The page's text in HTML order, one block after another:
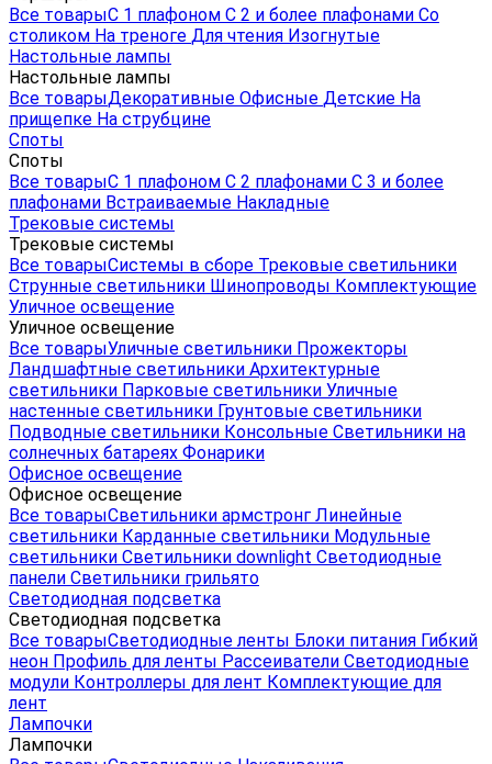
Все товарыС 1 плафоном С 2 и более плафонами Со
столиком На треноге Для чтения Изогнутые
Настольные лампы
Настольные лампы
Все товарыДекоративные Офисные Детские На
прищепке На струбцине
Споты
Споты
Все товарыС 1 плафоном С 2 плафонами С 3 и более
плафонами Встраиваемые Накладные
Трековые системы
Трековые системы
Все товарыСистемы в сборе Трековые светильники
Струнные светильники Шинопроводы Комплектующие
Уличное освещение
Уличное освещение
Все товарыУличные светильники Прожекторы
Ландшафтные светильники Архитектурные
светильники Парковые светильники Уличные
настенные светильники Грунтовые светильники
Подводные светильники Консольные Светильники на
солнечных батареях Фонарики
Офисное освещение
Офисное освещение
Все товарыСветильники армстронг Линейные
светильники Карданные светильники Модульные
светильники Светильники downlight Светодиодные
панели Светильники грильято
Светодиодная подсветка
Светодиодная подсветка
Все товарыСветодиодные ленты Блоки питания Гибкий
неон Профиль для ленты Рассеиватели Светодиодные
модули Контроллеры для лент Комплектующие для
лент
Лампочки
Лампочки